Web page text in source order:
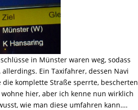
in Münster waren weg, sodass
Ein Taxifahrer, dessen Navi
komplette Straße sperrte, bescherten
hier, aber ich kenne nun wirklich
wie man diese umfahren kann….